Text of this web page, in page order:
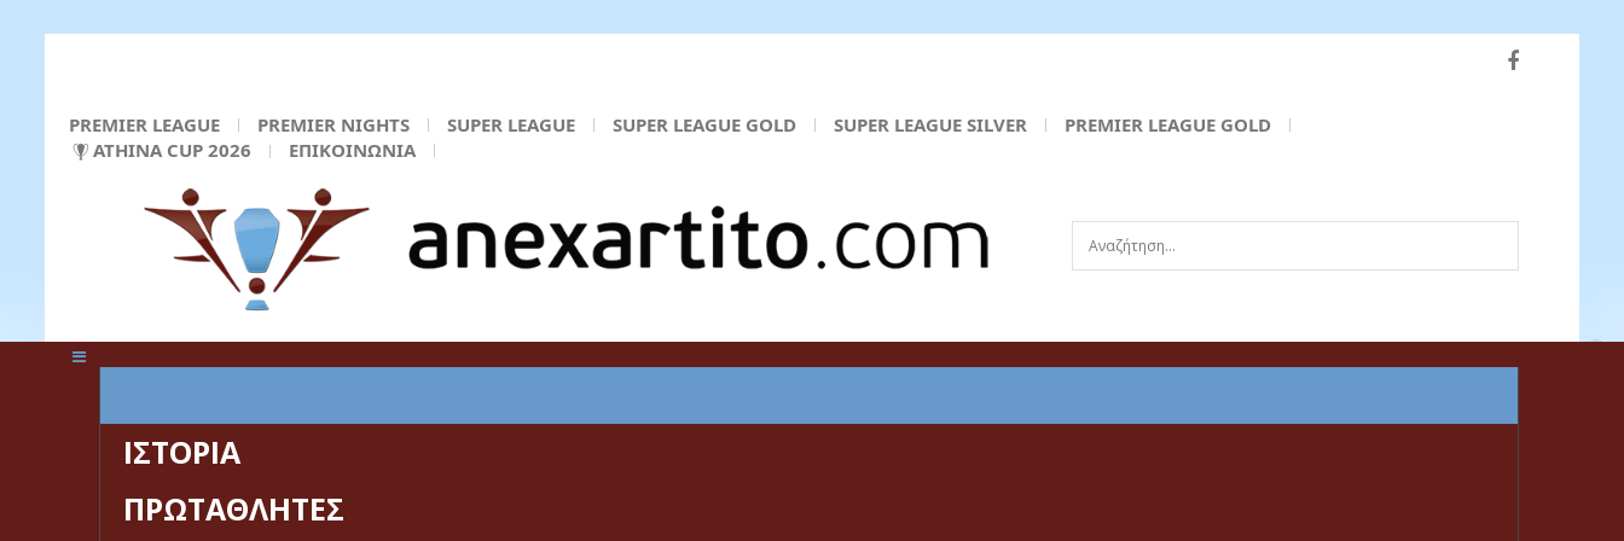
PREMIER LEAGUE PREMIER NIGHTS SUPER LEAGUE SUPER LEAGUE GOLD SUPER LEAGUE SILVER
PREMIER LEAGUE GOLD
ATHINA CUP 2026
ΕΠΙΚΟΙΝΩΝΙΑ
Αναζήτηση...
ΙΣΤΟΡΙΑ
ΠΡΩΤΑΘΛΗΤΕΣ